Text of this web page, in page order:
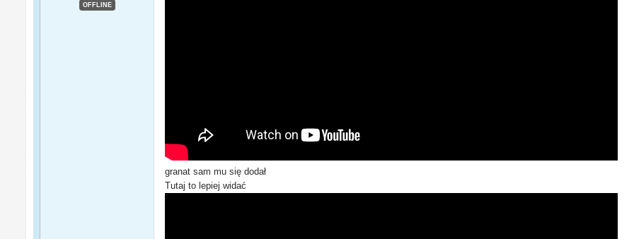
OFFLINE
granat sam mu się dodał
Tutaj to lepiej widać